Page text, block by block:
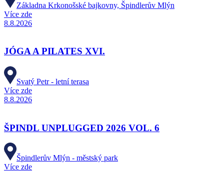
Základna Krkonošské bajkovny, Špindlerův Mlýn
Více zde
8.8.2026
JÓGA A PILATES XVI.
Svatý Petr - letní terasa
Více zde
8.8.2026
ŠPINDL UNPLUGGED 2026 VOL. 6
Špindlerův Mlýn - městský park
Více zde